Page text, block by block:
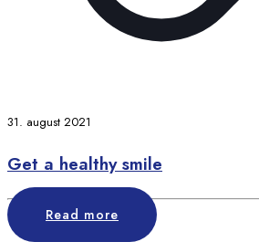
31. august 2021
Get a healthy smile
Read more